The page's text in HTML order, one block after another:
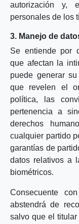
autorización y,
personales de los
3. Manejo de
Se entiende por
que afectan la
puede generar
que revelen el
política, las
pertenencia a
derechos
cualquier partido
garantías de
datos relativos a
biométricos.
Consecuente
abstendrá de
salvo que el